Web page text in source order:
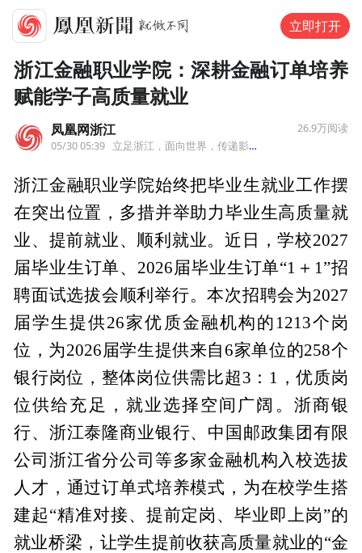
立即打开
浙江金融职业学院：深耕金融订单培养
赋能学子高质量就业
凤凰网浙江
05/30 05:39 立足浙江，面向世界，传递影响浙江的力量！
26.9万阅读
浙江金融职业学院始终把毕业生就业工作摆
在突出位置，多措并举助力毕业生高质量就
业、提前就业、顺利就业。近日，学校2027
届毕业生订单、2026届毕业生订单“1＋1”招
聘面试选拔会顺利举行。本次招聘会为2027
届学生提供26家优质金融机构的1213个岗
位，为2026届学生提供来自6家单位的258个
银行岗位，整体岗位供需比超3：1，优质岗
位供给充足，就业选择空间广阔。浙商银
行、浙江泰隆商业银行、中国邮政集团有限
公司浙江省分公司等多家金融机构入校选拔
人才，通过订单式培养模式，为在校学生搭
建起“精准对接、提前定岗、毕业即上岗”的
就业桥梁，让学生提前收获高质量就业的“金